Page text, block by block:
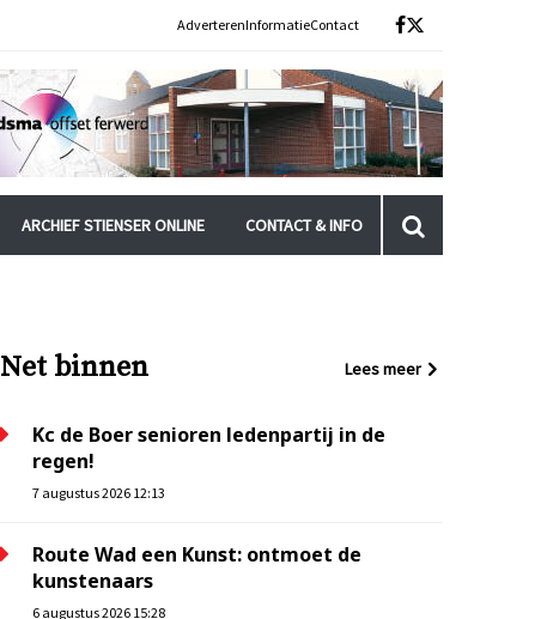
AdverterenInformatieContact
ARCHIEF STIENSER ONLINE CONTACT & INFO
Net binnen Lees meer
Kc de Boer senioren ledenpartij in de
regen!
7 augustus 2026 12:13
Route Wad een Kunst: ontmoet de
kunstenaars
6 augustus 2026 15:28